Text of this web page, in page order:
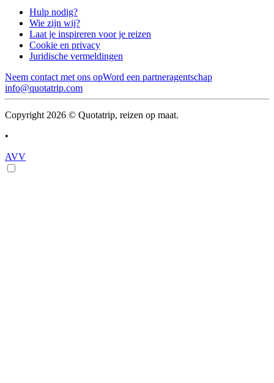
Hulp nodig?
Wie zijn wij?
Laat je inspireren voor je reizen
Cookie en privacy
Juridische vermeldingen
Neem contact met ons opWord een partneragentschap
info@quotatrip.com
Copyright 2026 © Quotatrip, reizen op maat.
•
AVV